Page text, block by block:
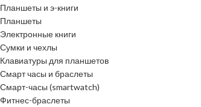
Планшеты и э-книги
Планшеты
Электронные книги
Сумки и чехлы
Клавиатуры для планшетов
Смарт часы и браслеты
Смарт-часы (smartwatch)
Фитнес-браслеты